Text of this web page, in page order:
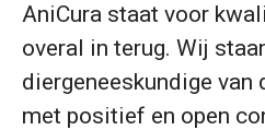
AniCura staat voor
overal in terug. Wij
diergeneeskundige
met positief en open